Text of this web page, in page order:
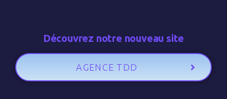
Découvrez notre nouveau site
AGENCE TDD